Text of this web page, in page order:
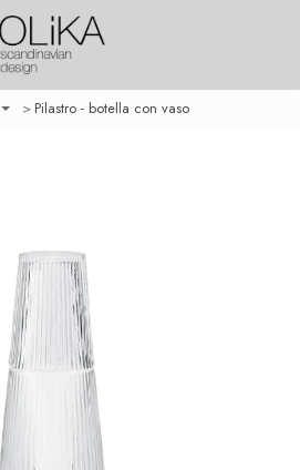
Pilastro - botella con vaso